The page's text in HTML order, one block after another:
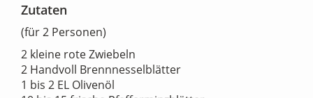
Zutaten
(für 2 Personen)
2 kleine rote Zwiebeln
2 Handvoll Brennnesselblätter
1 bis 2 EL Olivenöl